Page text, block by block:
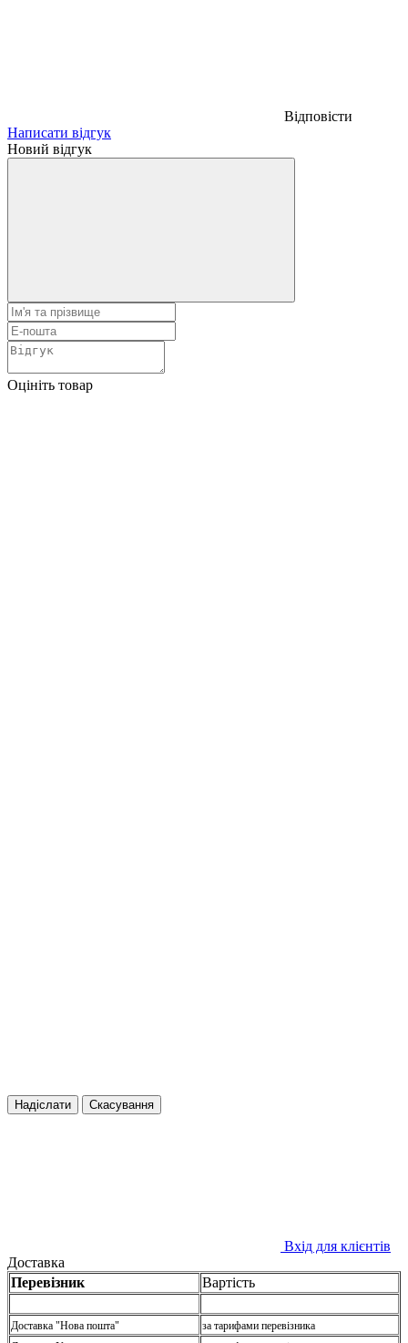
Відповісти
Написати відгук
Новий відгук
Оцініть товар
Надіслати Скасування
Вхід для клієнтів
Доставка
Перевізник
Вартість
Доставка "Нова пошта"
за тарифами перевізника